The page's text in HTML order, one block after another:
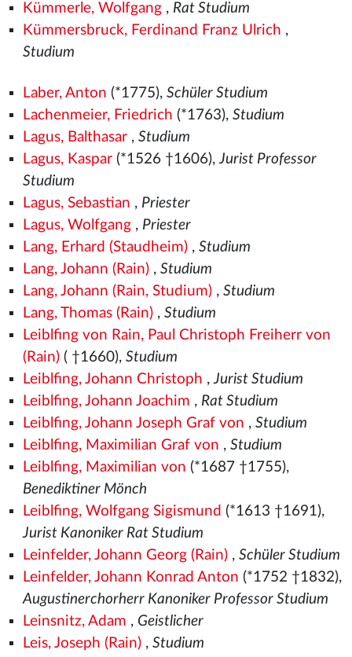
Kümmerle, Wolfgang, Rat Studium
Kümmersbruck, Ferdinand Franz Ulrich ,
Studium
Laber, Anton (*1775), Schüler Studium
Lachenmeier, Friedrich (*1763), Studium
Lagus, Balthasar, Studium
Lagus, Kaspar(*1526 †1606),Jurist Professor
Studium
Lagus, Sebastian , Priester
Lagus, Wolfgang, Priester
Lang, Erhard (Staudheim), Studium
Lang, Johann (Rain), Studium
Lang, Johann (Rain, Studium), Studium
Lang, Thomas (Rain), Studium
Leiblfing von Rain, Paul Christoph Freiherr von
(Rain)( †1660), Studium
Leiblfing, Johann Christoph ,Jurist Studium
Leiblfing, Johann Joachim , Rat Studium
Leiblfing, Johann Joseph Graf von , Studium
Leiblfing, Maximilian Graf von , Studium
Leiblfing, Maximilian von (*1687 †1755),
Benediktiner Mönch
Leiblfing, Wolfgang Sigismund (*1613 †1691),
Jurist Kanoniker Rat Studium
Leinfelder, Johann Georg (Rain), Schüler Studium
Leinfelder, Johann Konrad Anton (*1752 †1832),
Augustinerchorherr Kanoniker Professor Studium
Leinsnitz, Adam , Geistlicher
Leis, Joseph (Rain), Studium